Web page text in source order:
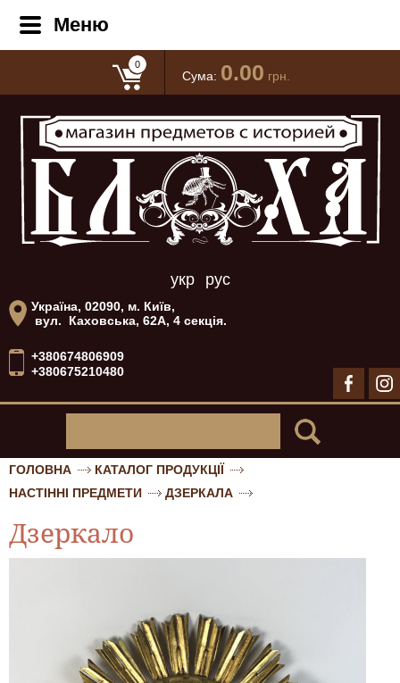
0
Сума: 0.00 грн.
укр рус
Україна, 02090, м. Київ,
вул. Каховська, 62А, 4 секція.
+380674806909
+380675210480
Меню
ГОЛОВНА
КАТАЛОГ ПРОДУКЦІЇ
НАСТІННІ ПРЕДМЕТИ
ДЗЕРКАЛА
Дзеркало